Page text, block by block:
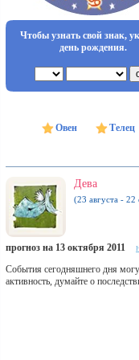
Чтобы узнать свой знак,
день рождения.
Овен Телец
Дева
(23 августа - 22
прогноз на 13 октября 2011
События сегодняшнего дня
активность, думайте о